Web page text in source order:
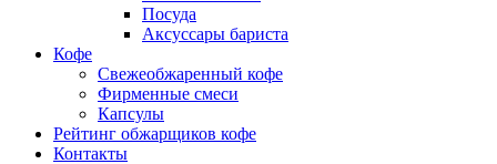
Посуда
Аксуссары бариста
Кофе
Свежеобжаренный кофе
Фирменные смеси
Капсулы
Рейтинг обжарщиков кофе
Контакты